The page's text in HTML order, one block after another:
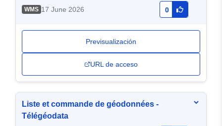
WMS 17 June 2026 0
Previsualización
URL de acceso
Liste et commande de géodonnées -
Télégéodata